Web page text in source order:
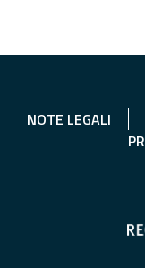
NOTE LEGALI